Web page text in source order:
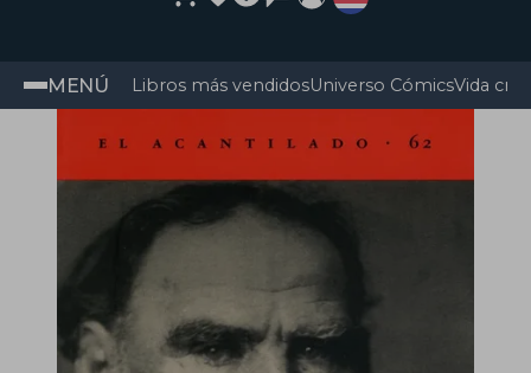
MENÚ Libros más vendidosUniverso CómicsVida